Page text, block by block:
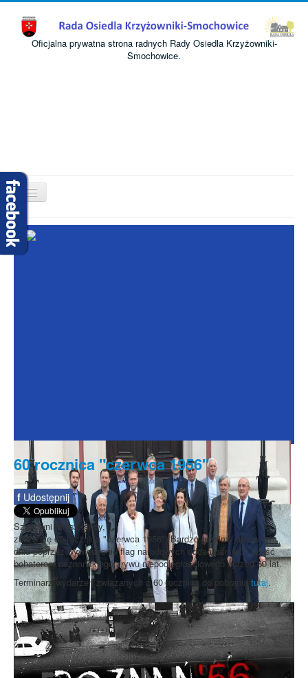
Oficjalna prywatna strona radnych Rady Osiedla Krzyżowniki-
Smochowice.
Przełącz
nawigację
Start
O nas
Rada Seniorów
Rada Osiedla - skład, regulamin
60 rocznica "czerwca 1956"
f Udostępnij
Szanowni Mieszkańcy,
zbliża się 60 rocznica "czerwca 1956". Bardzo prosimy aby w tym
dniu poprzez wywieszenie flag narodowych oddać pamięć i cześć
bohaterom poznańskiego zrywu niepodległościowego sprzed 60 lat.
Terminarz wydarzeń związanych z 60 rocznicą do pobrania tutaj.